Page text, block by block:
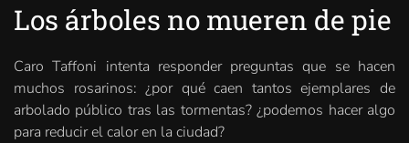
Los árboles no mueren de pie
Caro Taffoni intenta responder preguntas que se hacen
muchos rosarinos: ¿por qué caen tantos ejemplares de
arbolado público tras las tormentas? ¿podemos hacer algo
para reducir el calor en la ciudad?